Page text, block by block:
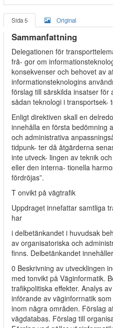
Sida 5 Original
Sammanfattning
Delegationen för
frå- gor om
konsekvenser och behovet av
informationsteknologins
förslag till särskilda insatser för
sådan teknologi i transportsek-
Enligt direktiven skall en
innehålla en första bedömning
och administrativa
tidpunk- ter då åtgärderna
inte utveck- lingen av teknik
eller den interna- tionella
fördröjas”.
T onvikt på vägtrafik
Uppdraget innefattar samtliga
har
i delbetänkandet i huvudsak
av organisatoriska och
finns. Delbetänkandet
0 Beskrivning av utvecklingen
med tonvikt på Väginformatik.
trafikpolitiska effekter. Analys
införande av väginforrnatik
inom några områden. Förslag
vägdatabas. Förslag till